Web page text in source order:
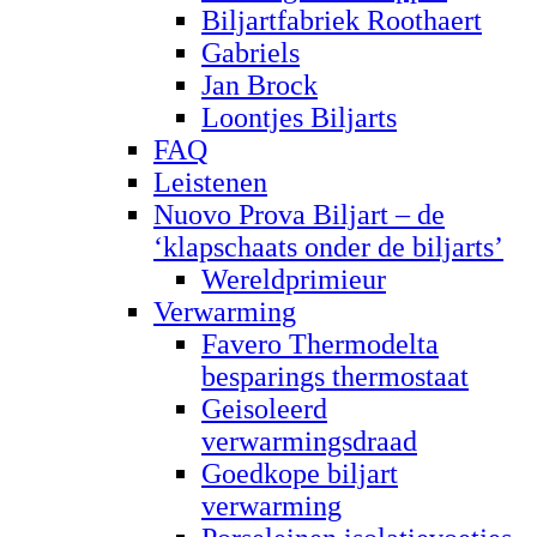
Biljartfabriek Roothaert
Gabriels
Jan Brock
Loontjes Biljarts
FAQ
Leistenen
Nuovo Prova Biljart – de
‘klapschaats onder de biljarts’
Wereldprimieur
Verwarming
Favero Thermodelta
besparings thermostaat
Geisoleerd
verwarmingsdraad
Goedkope biljart
verwarming